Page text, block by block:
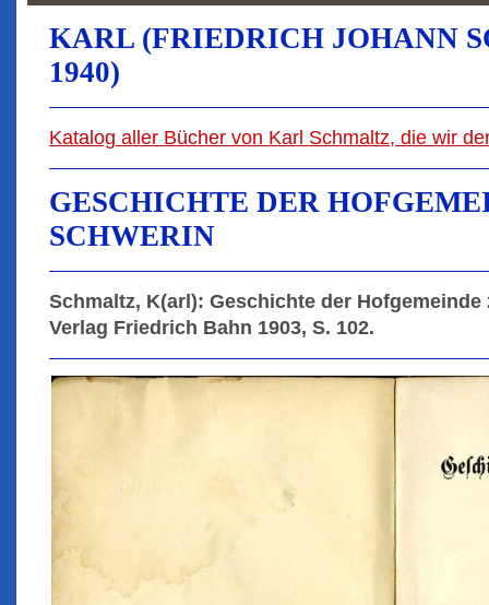
KARL (FRIEDRICH JOHANN
1940)
Katalog aller Bücher von Karl Schmaltz, die wir
GESCHICHTE DER
SCHWERIN
Schmaltz, K(arl): Geschichte der
Verlag Friedrich Bahn 1903, S. 102.